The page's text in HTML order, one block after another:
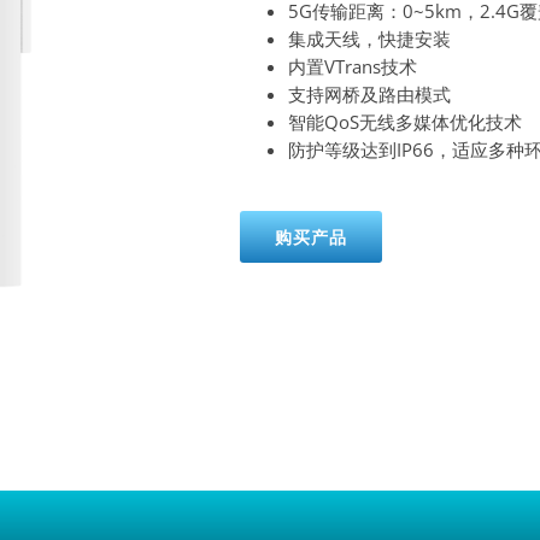
5G传输距离：0~5km，2.4G
集成天线，快捷安装
内置VTrans技术
支持网桥及路由模式
智能QoS无线多媒体优化技术
防护等级达到IP66，适应多种
购买产品